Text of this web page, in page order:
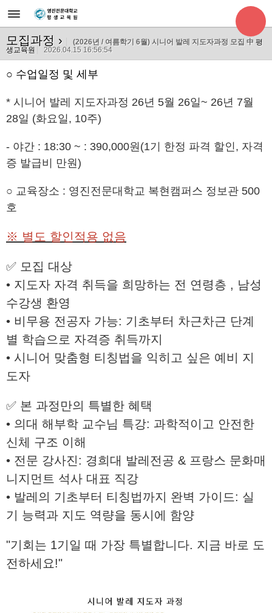
모집과정 › (2026년 / 여름학기 6월) 시니어 발레 지도자과정 모집 中 평
생교육원
2026.04.15 16:56:54
○ 수업일정 및 세부
* 시니어 발레 지도자과정 26년 5월 26일~ 26년 7월
28일 (화요일, 10주)
- 야간 : 18:30 ~ : 390,000원(1기 한정 파격 할인, 자격
증 발급비 만원)
○ 교육장소 : 영진전문대학교 복현캠퍼스 정보관 500
호
※ 별도 할인적용 없음
✅ 모집 대상
• 지도자 자격 취득을 희망하는 전 연령층 , 남성
수강생 환영
• 비무용 전공자 가능: 기초부터 차근차근 단계
별 학습으로 자격증 취득까지
• 시니어 맞춤형 티칭법을 익히고 싶은 예비 지
도자
✅ 본 과정만의 특별한 혜택
• 의대 해부학 교수님 특강: 과학적이고 안전한
신체 구조 이해
• 전문 강사진: 경희대 발레전공 & 프랑스 문화매
니지먼트 석사 대표 직강
• 발레의 기초부터 티칭법까지 완벽 가이드: 실
기 능력과 지도 역량을 동시에 함양
"기회는 1기일 때 가장 특별합니다. 지금 바로 도
전하세요!"